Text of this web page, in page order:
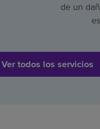
de un
Ver todos los servicios